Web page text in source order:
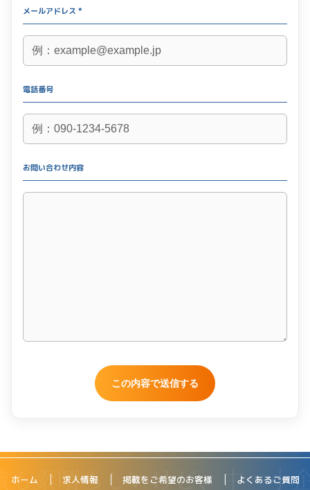
メールアドレス *
電話番号
お問い合わせ内容
ホーム 求人情報 掲載をご希望のお客様 よくあるご質問